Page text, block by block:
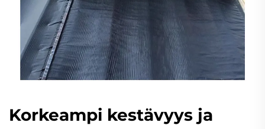
Korkeampi kestävyys ja